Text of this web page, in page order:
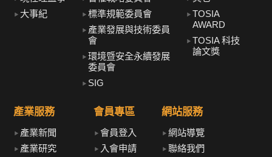
大事紀
標準規範委員會
產業發展與技術委員
會
環境暨安全永續發展
委員會
SIG
TOSIA
AWARD
TOSIA 科技
論文獎
產業服務
產業新聞
產業研究
會員專區
會員登入
入會申請
網站服務
網站導覽
聯絡我們